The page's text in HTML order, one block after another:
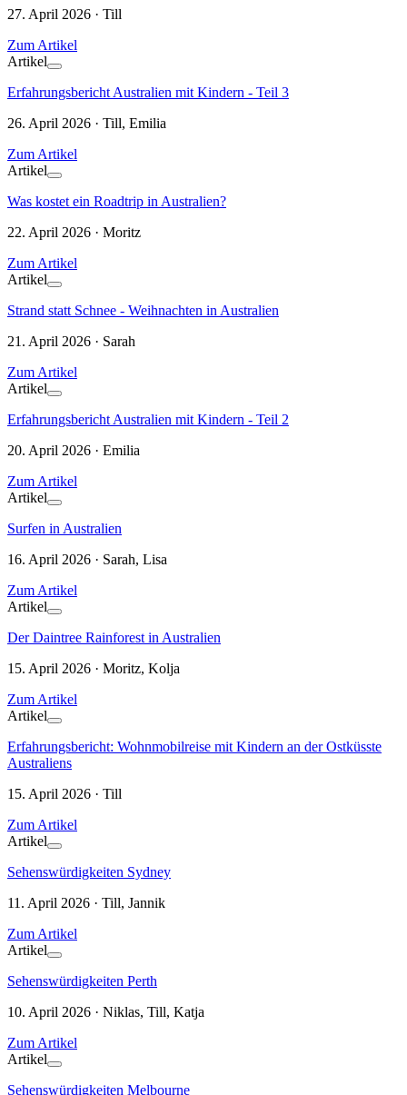
27. April 2026 · Till
Zum Artikel
Artikel
Erfahrungsbericht Australien mit Kindern - Teil 3
26. April 2026 · Till, Emilia
Zum Artikel
Artikel
Was kostet ein Roadtrip in Australien?
22. April 2026 · Moritz
Zum Artikel
Artikel
Strand statt Schnee - Weihnachten in Australien
21. April 2026 · Sarah
Zum Artikel
Artikel
Erfahrungsbericht Australien mit Kindern - Teil 2
20. April 2026 · Emilia
Zum Artikel
Artikel
Surfen in Australien
16. April 2026 · Sarah, Lisa
Zum Artikel
Artikel
Der Daintree Rainforest in Australien
15. April 2026 · Moritz, Kolja
Zum Artikel
Artikel
Erfahrungsbericht: Wohnmobilreise mit Kindern an der Ostküsste
Australiens
15. April 2026 · Till
Zum Artikel
Artikel
Sehenswürdigkeiten Sydney
11. April 2026 · Till, Jannik
Zum Artikel
Artikel
Sehenswürdigkeiten Perth
10. April 2026 · Niklas, Till, Katja
Zum Artikel
Artikel
Sehenswürdigkeiten Melbourne